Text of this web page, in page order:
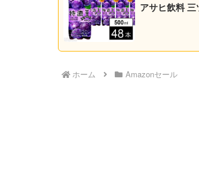
アサヒ飲料
ホーム Amazonセール